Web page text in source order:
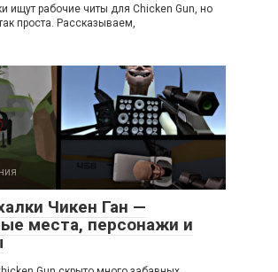
ищут рабочие читы для Chicken Gun, но
проста. Рассказываем,
Чикен Ган —
места, персонажи и